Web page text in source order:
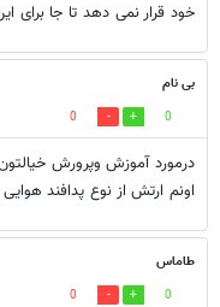
خود قرار نمی دهد تا جا برای
بی نام
0
0
درمورد آموزش وپرورش
اونم ارتش از نوع پدافند هوایی
طاماس
0
0